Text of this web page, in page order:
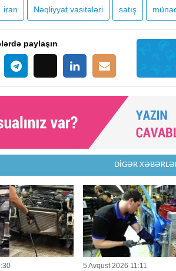
iran Nəqliyyat vasitələri satış
paylaşın
DİGƏR
5 Avqust 2026 11:11